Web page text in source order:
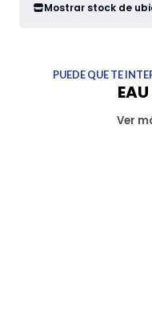
Mostrar stock de
PUEDE QUE TE
Ver